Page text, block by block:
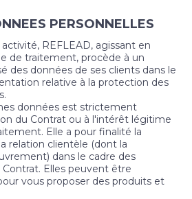
PERSONNELLES
REFLEAD, agissant en
de traitement, procède à un
des données de ses clients dans le
relative à la protection des
données est strictement
du Contrat ou à l'intérêt légitime
Elle a pour finalité la
relation clientèle (dont la
dans le cadre des
Elles peuvent être
vous proposer des produits et